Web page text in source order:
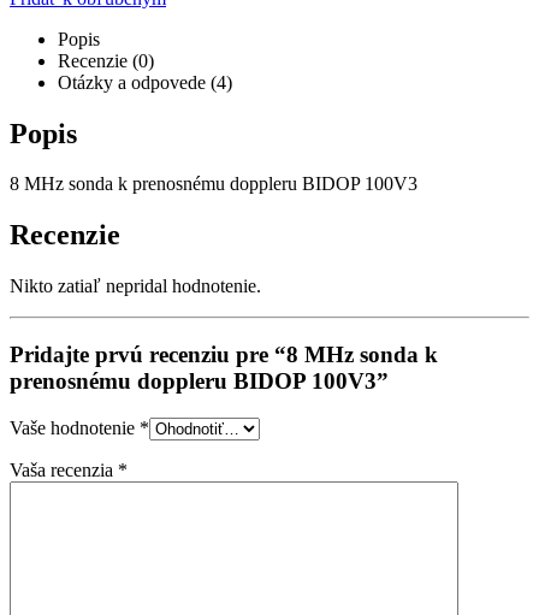
Popis
Recenzie (0)
Otázky a odpovede (4)
Popis
8 MHz sonda k prenosnému doppleru BIDOP 100V3
Recenzie
Nikto zatiaľ nepridal hodnotenie.
Pridajte prvú recenziu pre “8 MHz sonda k
prenosnému doppleru BIDOP 100V3”
Vaše hodnotenie *
Vaša recenzia *